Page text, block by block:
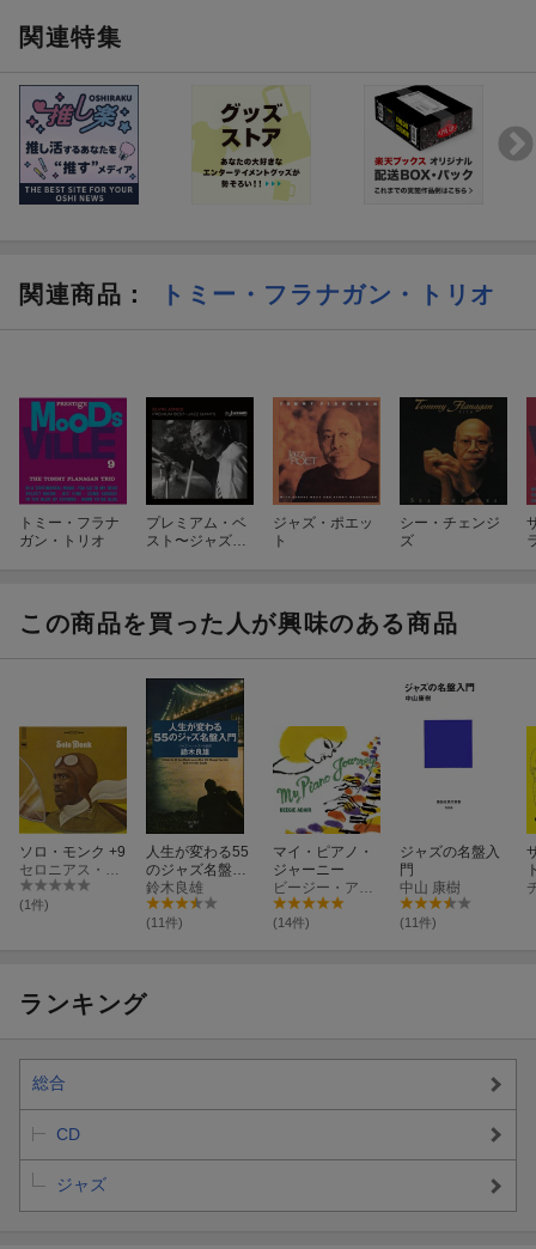
関連特集
関連商品 ： トミー・フラナガン・トリオ
トミー・フラナ
ガン・トリオ
プレミアム・ベ
スト〜ジャズ・
ジャズ・ポエッ
ト
シー・チェンジ
ズ
この商品を買った人が興味のある商品
ソロ・モンク +9
(1件)
人生が変わる55
のジャズ名盤入
門
鈴木良雄
(11件)
マイ・ピアノ・
ジャーニー
(14件)
ジャズの名盤入
門
中山 康樹
(11件)
ランキング
総合
CD
ジャズ